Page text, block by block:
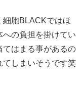
胞BLACKではほ
への負担を掛けてい
てはまる事があるの
てしまいそうです笑